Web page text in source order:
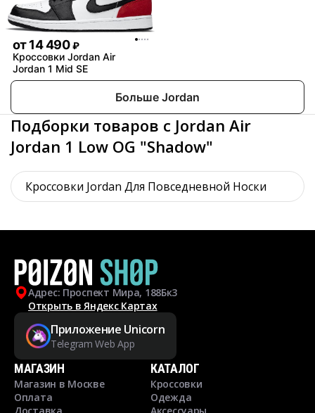
от14 490 ₽
Кроссовки Jordan Air
Jordan 1 Mid SE
Больше Jordan
Подборки товаров с Jordan Air
Jordan 1 Low OG "Shadow"
Кроссовки Jordan Для Повседневной Носки
Адрес: Проспект Мира, 188Бк3
Открыть в Яндекс Картах
Приложение Unicorn
Telegram Web App
МАГАЗИН
Магазин в Москве
Оплата
КАТАЛОГ
Кроссовки
Одежда